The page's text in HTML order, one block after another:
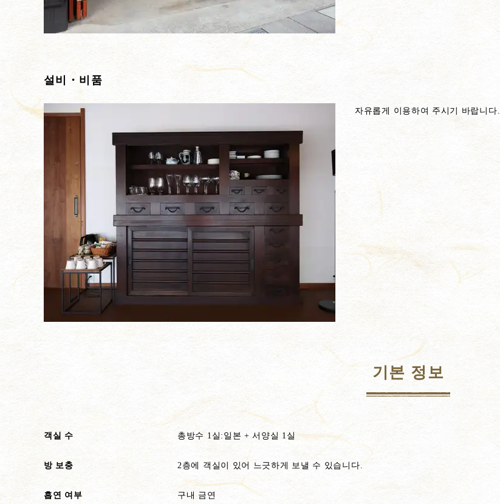
설비・비품
자유롭게 이용하여 주시기 바랍니다.
기본 정보
객실 수 총방수 1실:일본 + 서양실 1실
방 보충 2층에 객실이 있어 느긋하게 보낼 수 있습니다.
흡연 여부 구내 금연